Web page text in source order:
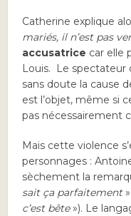
Catherine explique
mariés, il n’est pas
accusatrice car elle
Louis. Le spectateur
sans doute la cause
est l’objet, même si
pas nécessairement
Mais cette violence
personnages :
sèchement la
sait ça parfaitement»
c’est bête»). Le